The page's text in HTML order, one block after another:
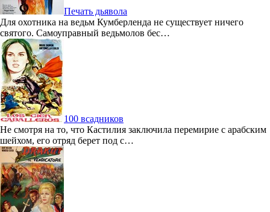
Печать дьявола
Для охотника на ведьм Кумберленда не существует ничего
святого. Самоуправный ведьмолов бес…
100 всадников
Не смотря на то, что Кастилия заключила перемирие с арабским
шейхом, его отряд берет под с…